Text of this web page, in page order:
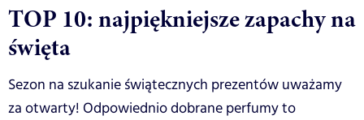
TOP 10: najpiękniejsze zapachy na
święta
Sezon na szukanie świątecznych prezentów uważamy
za otwarty! Odpowiednio dobrane perfumy to